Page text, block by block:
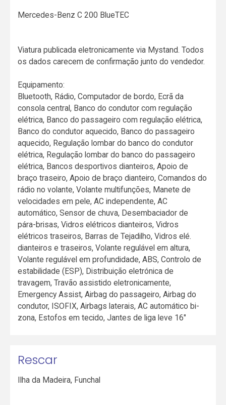
Mercedes-Benz C 200 BlueTEC
Viatura publicada eletronicamente via Mystand. Todos
os dados carecem de confirmação junto do vendedor.
Equipamento:
Bluetooth, Rádio, Computador de bordo, Ecrã da
consola central, Banco do condutor com regulação
elétrica, Banco do passageiro com regulação elétrica,
Banco do condutor aquecido, Banco do passageiro
aquecido, Regulação lombar do banco do condutor
elétrica, Regulação lombar do banco do passageiro
elétrica, Bancos desportivos dianteiros, Apoio de
braço traseiro, Apoio de braço dianteiro, Comandos do
rádio no volante, Volante multifunções, Manete de
velocidades em pele, AC independente, AC
automático, Sensor de chuva, Desembaciador de
pára-brisas, Vidros elétricos dianteiros, Vidros
elétricos traseiros, Barras de Tejadilho, Vidros elé.
dianteiros e traseiros, Volante regulável em altura,
Volante regulável em profundidade, ABS, Controlo de
estabilidade (ESP), Distribuição eletrónica de
travagem, Travão assistido eletronicamente,
Emergency Assist, Airbag do passageiro, Airbag do
condutor, ISOFIX, Airbags laterais, AC automático bi-
zona, Estofos em tecido, Jantes de liga leve 16"
Rescar
Ilha da Madeira, Funchal